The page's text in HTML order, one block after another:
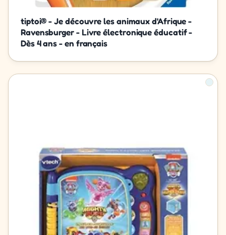
tiptoi® - Je découvre les animaux d'Afrique -
Ravensburger - Livre électronique éducatif -
Dès 4 ans - en français